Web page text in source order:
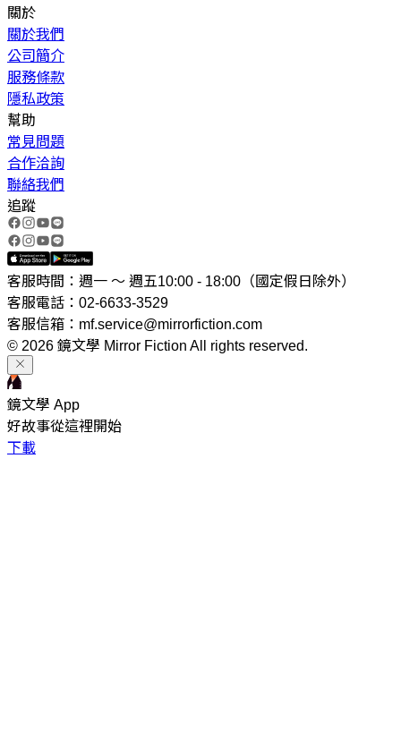
關於
關於我們
公司簡介
服務條款
隱私政策
幫助
常見問題
合作洽詢
聯絡我們
追蹤
客服時間：週一 ～ 週五10:00 - 18:00（國定假日除外）
客服電話：02-6633-3529
客服信箱：mf.service@mirrorfiction.com
© 2026 鏡文學 Mirror Fiction All rights reserved.
鏡文學 App
好故事從這裡開始
下載